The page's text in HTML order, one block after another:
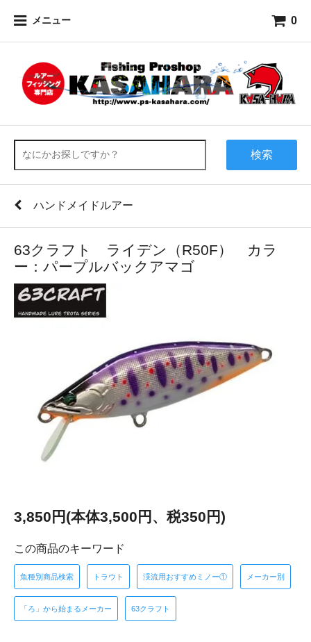
メニュー 0
検索
ハンドメイドルアー
63クラフト ライデン（R50F） カラ
ー：パープルバックアマゴ
3,850円(本体3,500円、税350円)
この商品のキーワード
魚種別商品検索 トラウト 渓流用おすすめミノー① メーカー別
「ろ」から始まるメーカー 63クラフト